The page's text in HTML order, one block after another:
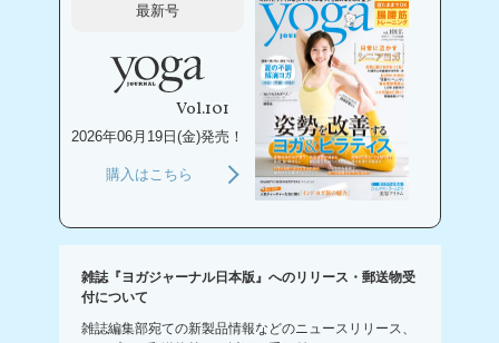
最新号
Vol.101
2026年06月19日(金)発売！
購入はこちら
雑誌『ヨガジャーナル日本版』へのリリース・郵送物受
付について
雑誌編集部宛ての新製品情報などのニュースリリース、